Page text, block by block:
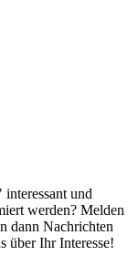
und
werden? Melden
dann Nachrichten
über Ihr Interesse!